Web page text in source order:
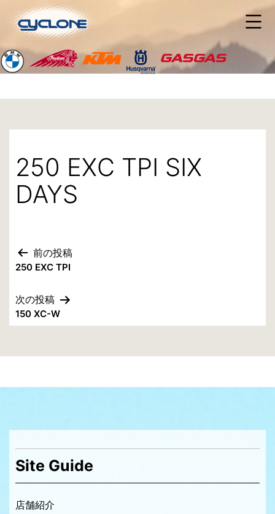
ン
ン
ツ
250 EXC TPI SIX
DAYS
投
ナ
ゲ
ー
ョ
ン
前の投稿
250 EXC TPI
次の投稿
150 XC-W
Site Guide
店舗紹介